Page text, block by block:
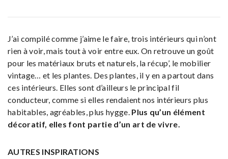
J’ai compilé comme j’aime le faire, trois intérieurs qui n’ont
rien à voir, mais tout à voir entre eux. On retrouve un goût
pour les matériaux bruts et naturels, la récup’, le mobilier
vintage… et les plantes. Des plantes, il y en a partout dans
ces intérieurs. Elles sont d’ailleurs le principal fil
conducteur, comme si elles rendaient nos intérieurs plus
habitables, agréables, plus hygge. Plus qu’un élément
décoratif, elles font partie d’un art de vivre.
AUTRES INSPIRATIONS